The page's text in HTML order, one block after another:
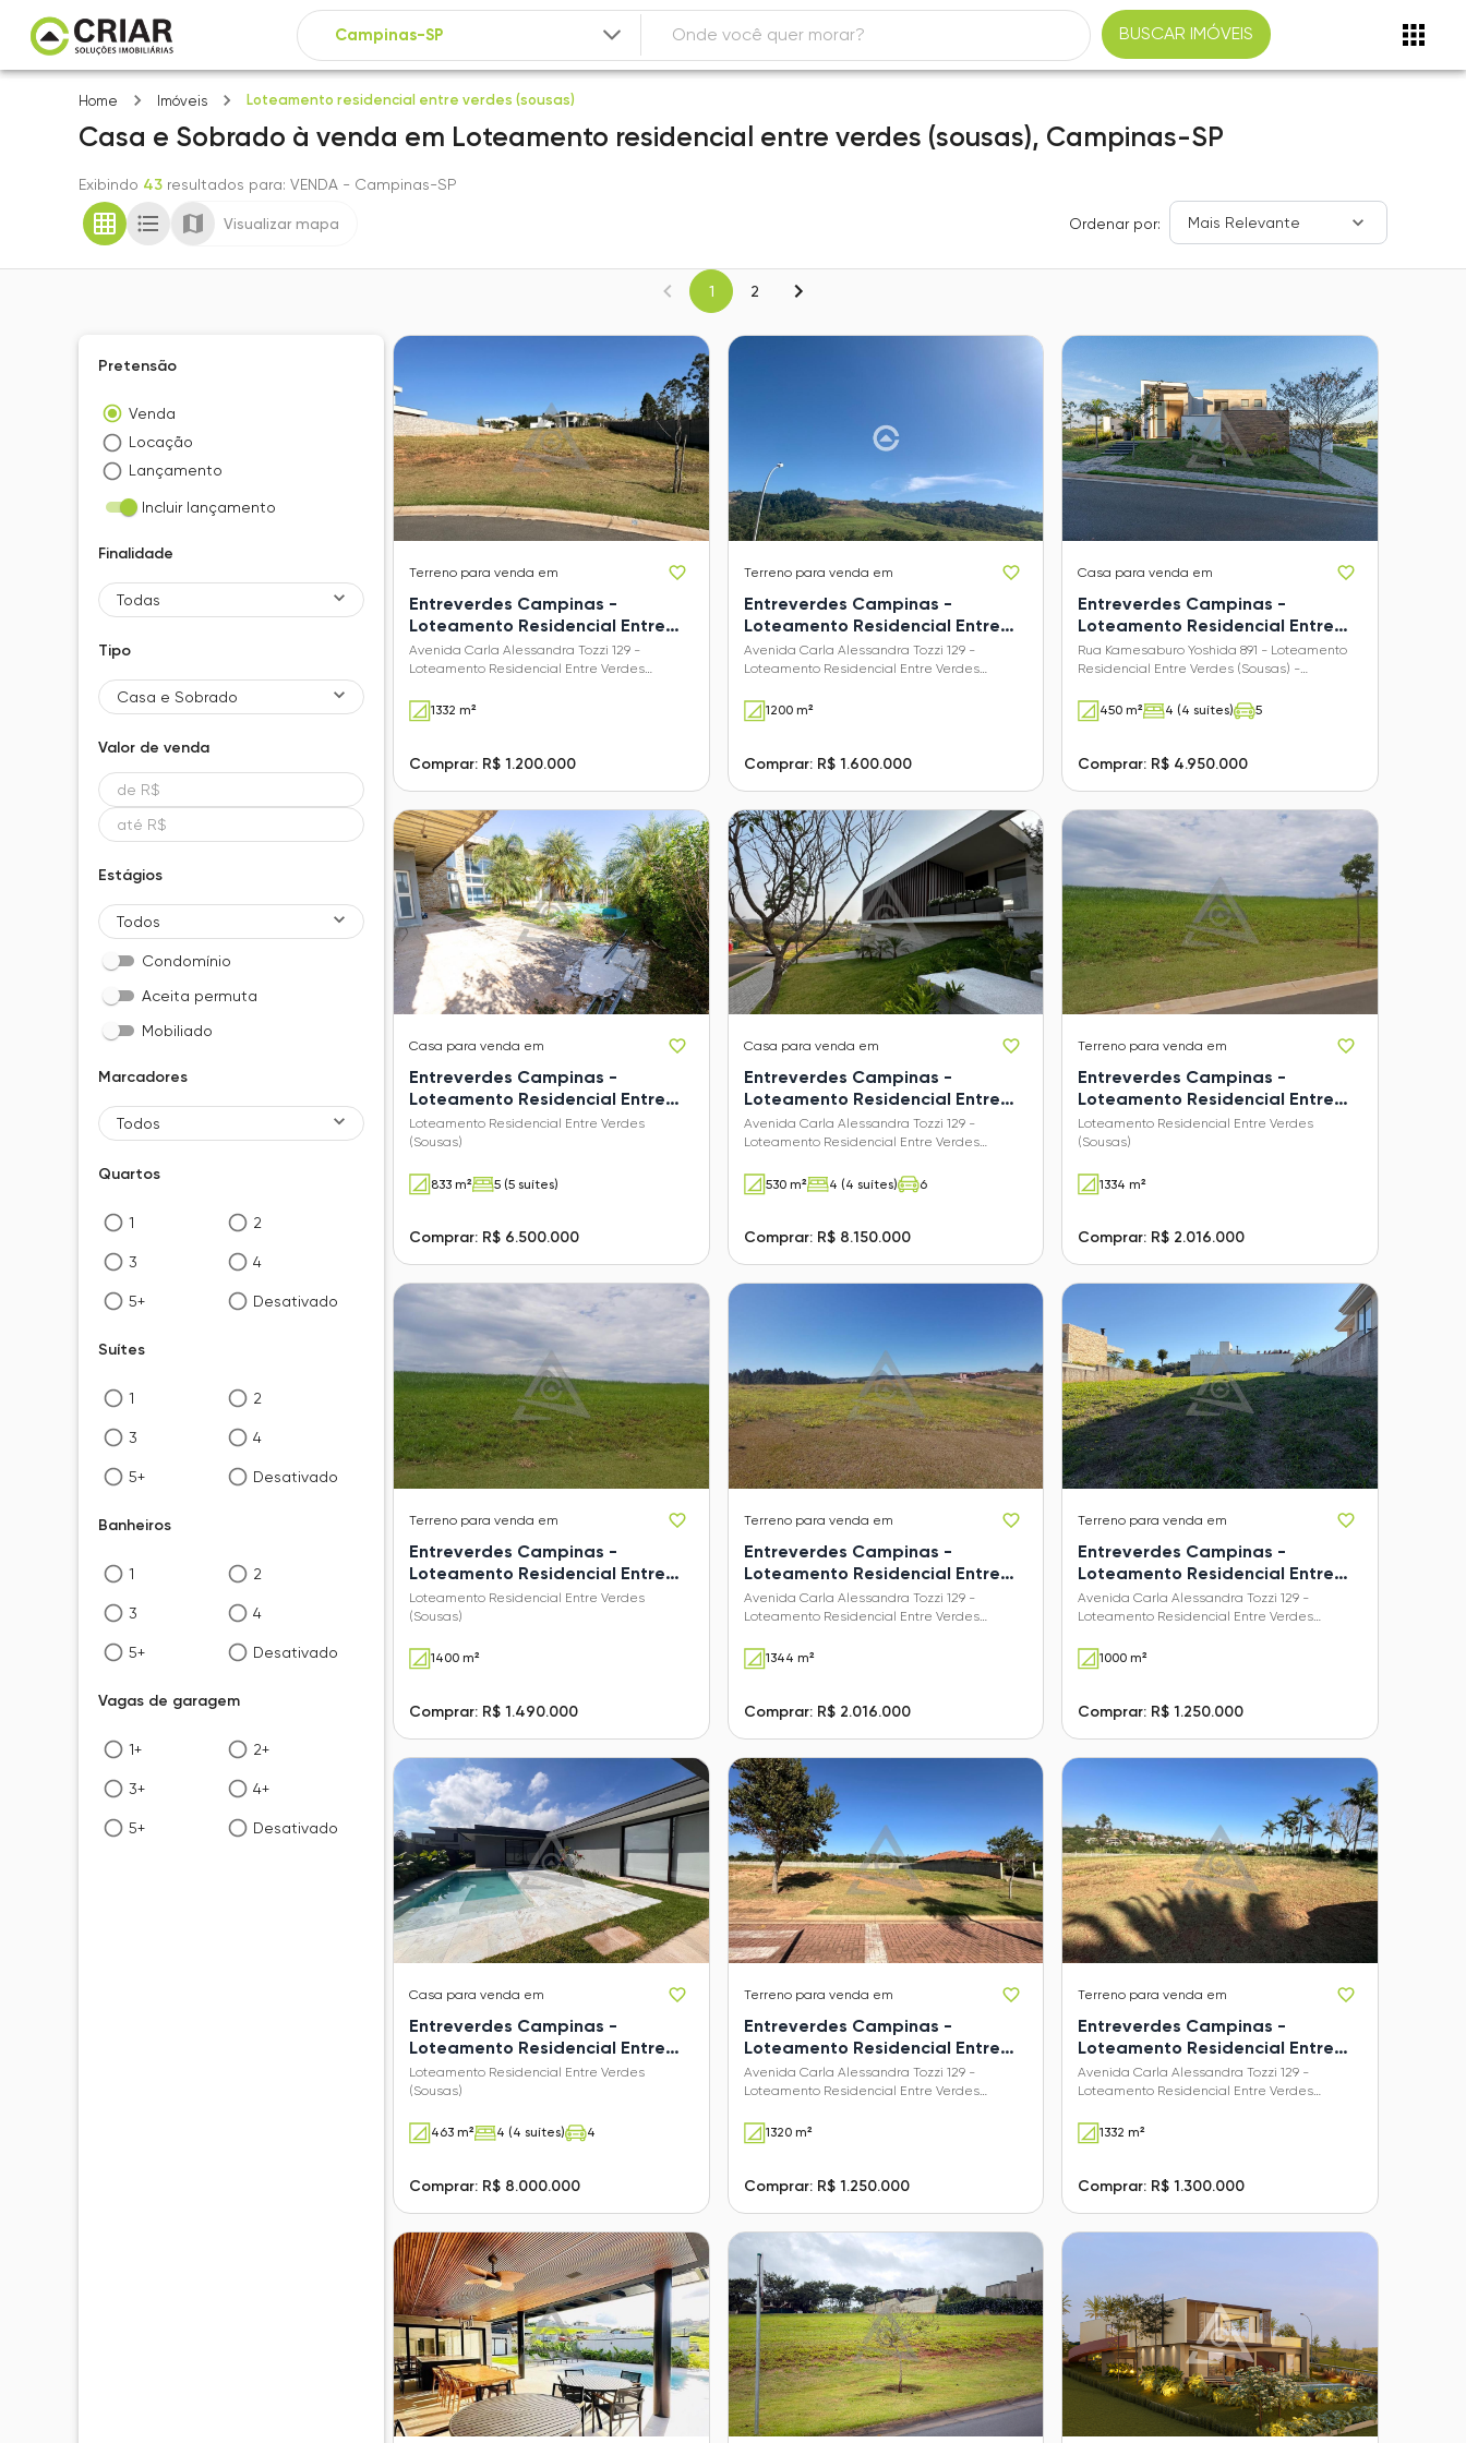
BUSCAR IMÓVEIS
Home Imóveis Loteamento residencial entre verdes (sousas)
Casa e Sobrado à venda em Loteamento residencial entre verdes (sousas), Campinas-SP
Exibindo 43 resultados para: VENDA - Campinas-SP
Visualizar mapa Ordenar por: Mais Relevante
1 2
Pretensão
Venda
Locação
Lançamento
Incluir lançamento
Finalidade
Todas
Tipo
Casa e Sobrado
Valor de venda
Estágios
Todos
Condomínio
Aceita permuta
Mobiliado
Marcadores
Todos
Quartos
1 2
3 4
5+ Desativado
Suítes
1 2
3 4
5+ Desativado
Banheiros
1 2
3 4
5+ Desativado
Vagas de garagem
1+ 2+
3+ 4+
5+ Desativado
Terreno para venda em
Entreverdes Campinas -
Loteamento Residencial Entre
Verdes (Sousas)
Avenida Carla Alessandra Tozzi 129 -
Loteamento Residencial Entre Verdes
1332 m²
Comprar: R$ 1.200.000
Terreno para venda em
Entreverdes Campinas -
Loteamento Residencial Entre
Verdes (Sousas)
Avenida Carla Alessandra Tozzi 129 -
Loteamento Residencial Entre Verdes
1200 m²
Comprar: R$ 1.600.000
Casa para venda em
Entreverdes Campinas -
Loteamento Residencial Entre
Verdes (Sousas)
Rua Kamesaburo Yoshida 891 - Loteamento
Residencial Entre Verdes (Sousas) -
450 m²
4 (4 suítes) 5
Comprar: R$ 4.950.000
Casa para venda em
Entreverdes Campinas -
Loteamento Residencial Entre
Verdes (Sousas)
Loteamento Residencial Entre Verdes
(Sousas)
833 m² 5 (5 suítes)
Comprar: R$ 6.500.000
Casa para venda em
Entreverdes Campinas -
Loteamento Residencial Entre
Verdes (Sousas)
Avenida Carla Alessandra Tozzi 129 -
Loteamento Residencial Entre Verdes
530 m²
4 (4 suítes) 6
Comprar: R$ 8.150.000
Terreno para venda em
Entreverdes Campinas -
Loteamento Residencial Entre
Verdes (Sousas)
Loteamento Residencial Entre Verdes
(Sousas)
1334 m²
Comprar: R$ 2.016.000
Terreno para venda em
Entreverdes Campinas -
Loteamento Residencial Entre
Verdes (Sousas)
Loteamento Residencial Entre Verdes
(Sousas)
1400 m²
Comprar: R$ 1.490.000
Terreno para venda em
Entreverdes Campinas -
Loteamento Residencial Entre
Verdes (Sousas)
Avenida Carla Alessandra Tozzi 129 -
Loteamento Residencial Entre Verdes
1344 m²
Comprar: R$ 2.016.000
Terreno para venda em
Entreverdes Campinas -
Loteamento Residencial Entre
Verdes (Sousas)
Avenida Carla Alessandra Tozzi 129 -
Loteamento Residencial Entre Verdes
1000 m²
Comprar: R$ 1.250.000
Casa para venda em
Entreverdes Campinas -
Loteamento Residencial Entre
Verdes (Sousas)
Loteamento Residencial Entre Verdes
(Sousas)
463 m² 4 (4 suítes) 4
Comprar: R$ 8.000.000
Terreno para venda em
Entreverdes Campinas -
Loteamento Residencial Entre
Verdes (Sousas)
Avenida Carla Alessandra Tozzi 129 -
Loteamento Residencial Entre Verdes
1320 m²
Comprar: R$ 1.250.000
Terreno para venda em
Entreverdes Campinas -
Loteamento Residencial Entre
Verdes (Sousas)
Avenida Carla Alessandra Tozzi 129 -
Loteamento Residencial Entre Verdes
1332 m²
Comprar: R$ 1.300.000